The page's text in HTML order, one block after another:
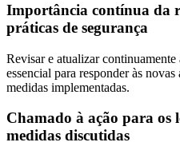
Importância contínua da
práticas de segurança
Revisar e atualizar continuamente
essencial para responder às
medidas implementadas.
Chamado à ação para os
medidas discutidas